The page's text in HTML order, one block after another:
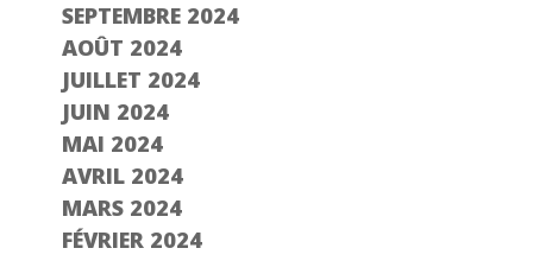
SEPTEMBRE 2024
AOÛT 2024
JUILLET 2024
JUIN 2024
MAI 2024
AVRIL 2024
MARS 2024
FÉVRIER 2024